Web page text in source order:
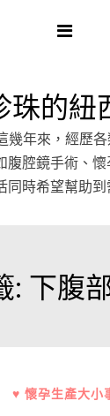
珠的紐
幾年來，經歷
腹腔鏡手術、懷
同時希望幫助到
: 下腹
♥ 懷孕生產大小